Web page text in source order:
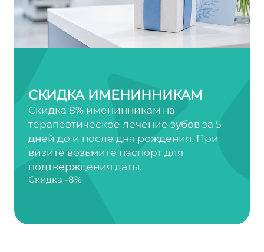
СКИДКА ИМЕНИННИКАМ
Скидка 8% именинникам на
терапевтическое лечение зубов за 5
дней до и после дня рождения. При
визите возьмите паспорт для
подтверждения даты.
Скидка -8%